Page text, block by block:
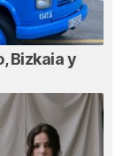
Bizkaia y